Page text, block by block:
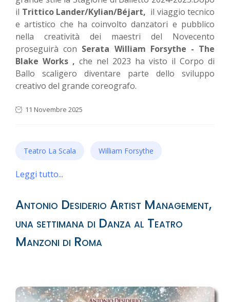
il Trittico Lander/Kylian/Béjart, il viaggio tecnico
e artistico che ha coinvolto danzatori e pubblico
nella creatività dei maestri del Novecento
proseguirà con Serata William Forsythe - The
Blake Works , che nel 2023 ha visto il Corpo di
Ballo scaligero diventare parte dello sviluppo
creativo del grande coreografo.
11 Novembre 2025
Teatro La Scala William Forsythe
Leggi tutto...
Antonio Desiderio Artist Management,
una settimana di Danza al Teatro
Manzoni di Roma